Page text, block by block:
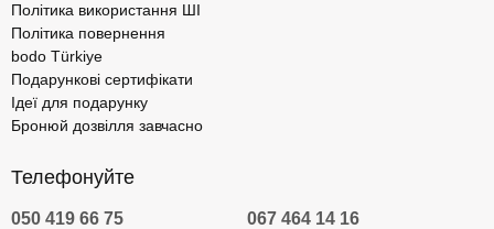
Політика використання ШІ
Політика повернення
bodo Türkiye
Подарункові сертифікати
Ідеї для подарунку
Бронюй дозвілля завчасно
Телефонуйте
050 419 66 75 067 464 14 16